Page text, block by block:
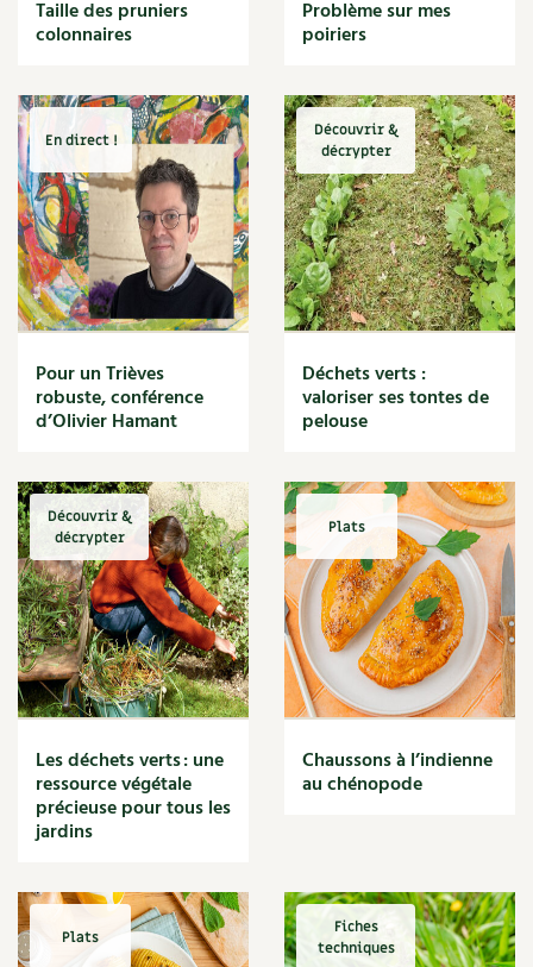
Cuisine saine
Décoration
DIY
Eau
Énergie
Enfants
Expérimentation
Fleur
Jardin bio
Légumes
Légumineuse
Maïs doux
Maison saine
Mare
Marie Chioca
Marmite
Massage
Matériaux
Maux
Méditerranéen
Menace
Mésange
Microflore
Migraine
Mode de culture
Montagne
Moutarde
Multiplication
Taille des pruniers
colonnaires
Problème sur mes
poiriers
En direct !
Pour un Trièves
robuste, conférence
d’Olivier Hamant
Découvrir &
décrypter
Déchets verts :
valoriser ses tontes de
pelouse
Découvrir &
décrypter
Les déchets verts : une
ressource végétale
précieuse pour tous les
jardins
Plats
Chaussons à l’indienne
au chénopode
Plats
Fiches
techniques